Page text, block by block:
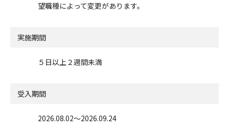
望職種によって変更があります。
実施期間
５日以上２週間未満
受入期間
2026.08.02〜2026.09.24